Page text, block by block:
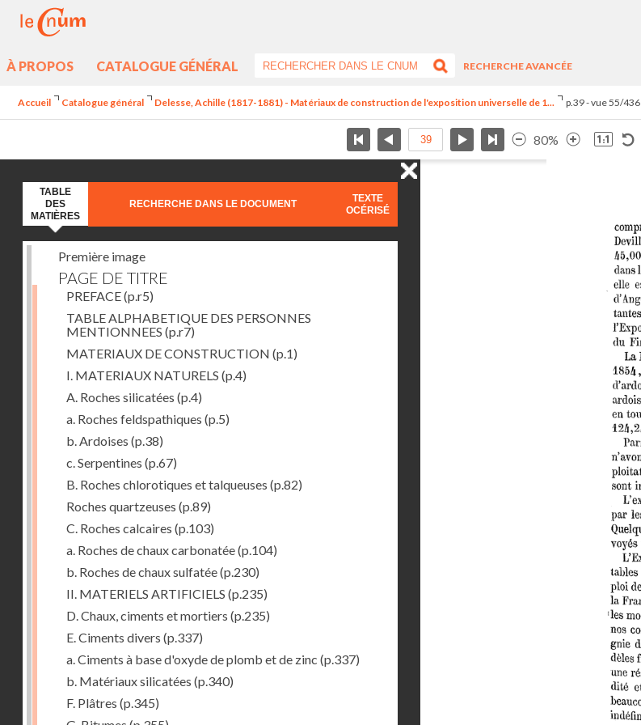
À PROPOS CATALOGUE GÉNÉRAL
RECHERCHE AVANCÉE
Accueil Catalogue général Delesse, Achille (1817-1881) - Matériaux de construction de l'exposition universelle de 1... p.39 - vue 55/436
80%
TABLE
DES
MATIÈRES
RECHERCHE DANS LE DOCUMENT
TEXTE
OCÉRISÉ
Première image
PAGE DE TITRE
PREFACE(p.r5)
TABLE ALPHABETIQUE DES PERSONNES
MENTIONNEES (p.r7)
MATERIAUX DE CONSTRUCTION (p.1)
I. MATERIAUX NATURELS (p.4)
A. Roches silicatées (p.4)
a. Roches feldspathiques (p.5)
b. Ardoises (p.38)
c. Serpentines (p.67)
B. Roches chlorotiques et talqueuses (p.82)
Roches quartzeuses (p.89)
C. Roches calcaires (p.103)
a. Roches de chaux carbonatée(p.104)
b. Roches de chaux sulfatée(p.230)
II. MATERIELS ARTIFICIELS (p.235)
D. Chaux, ciments et mortiers (p.235)
E. Ciments divers (p.337)
a. Ciments à base d'oxyde de plomb et de zinc (p.337)
b. Matériaux silicatées (p.340)
F. Plâtres (p.345)